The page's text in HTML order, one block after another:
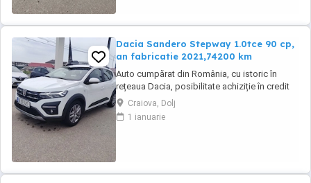
Dacia Sandero Stepway 1.0tce 90 cp,
an fabricatie 2021,74200 km
Auto cumpărat din România, cu istoric în
rețeaua Dacia, posibilitate achiziție în credit
sau leasing.Se emite făcură cu TVA. Auto se
livrează cu ITP valabil, revizie efectuată și
garantie
Craiova, Dolj
1 ianuarie